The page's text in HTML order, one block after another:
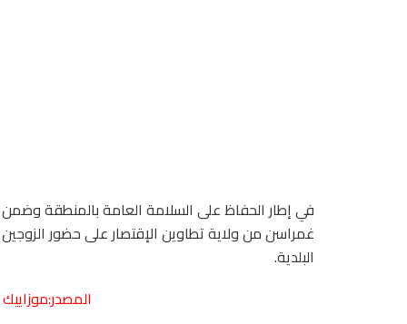
في إطار الحفاظ على السلامة العامة بالمنطقة
غمراسن من ولاية تطاوين الإقتصار على حضور
البلدية.
المصدر:موزاييك